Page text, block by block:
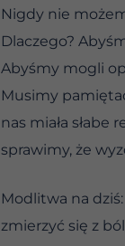
Nigdy nie
Dlaczego?
Abyśmy mogli
Musimy
nas miała
sprawimy, że
Modlitwa na
zmierzyć się z